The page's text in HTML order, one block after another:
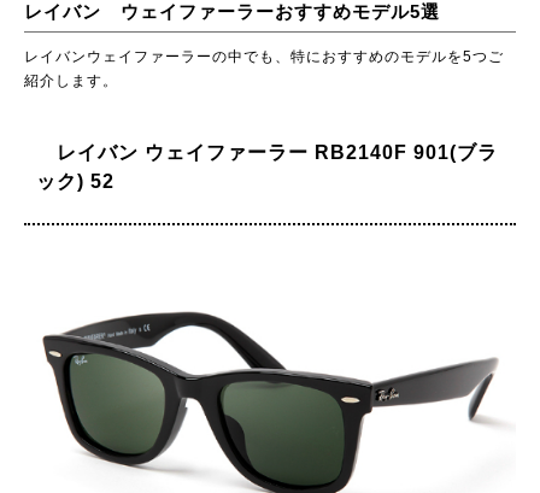
レイバン ウェイファーラーおすすめモデル5選
レイバンウェイファーラーの中でも、特におすすめのモデルを5つご
紹介します。
レイバン ウェイファーラー RB2140F 901(ブラ
ック) 52